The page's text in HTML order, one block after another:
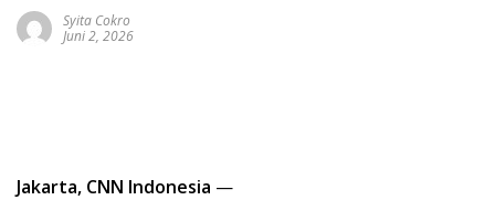
Syita Cokro
Juni 2, 2026
Jakarta, CNN Indonesia —